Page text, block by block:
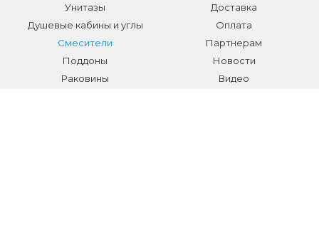
Унитазы
Душевые кабины и углы
Смесители
Поддоны
Раковины
Доставка
Оплата
Партнерам
Новости
Видео